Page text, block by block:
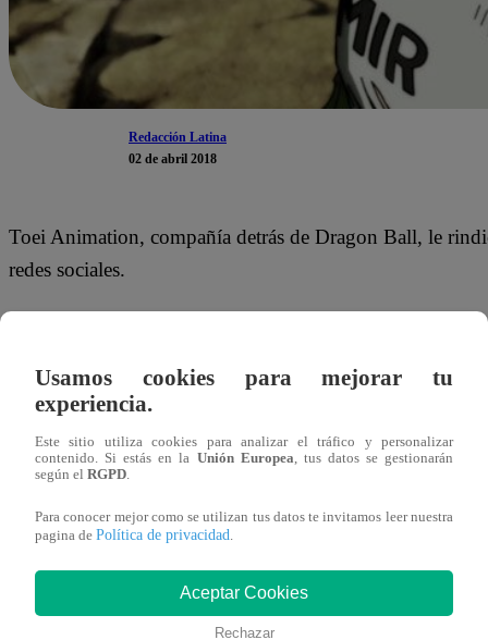
Redacción Latina
02 de abril 2018
Toei Animation, compañía detrás de Dragon Ball, le
redes sociales.
La reconocida empresa, publicó imágenes del personaje
participación en Dragon Ball Super.
It's already April 1st in Japan: "In recognition of
of Power, from this day forward the Dragon Ball
17 Official Site"
pic.twitter.com/6Q9jzfcGsB
— Todd Blankenship (@Herms98)
Usamos cookies para mejorar tu
experiencia.
Este sitio utiliza cookies para analizar el tráfico y personalizar
contenido. Si estás en la Unión Europea, tus datos se gestionarán
según el RGPD.
Para conocer mejor como se utilizan tus datos te invitamos leer nuestra
pagina de Política de privacidad.
Aceptar Cookies
Rechazar